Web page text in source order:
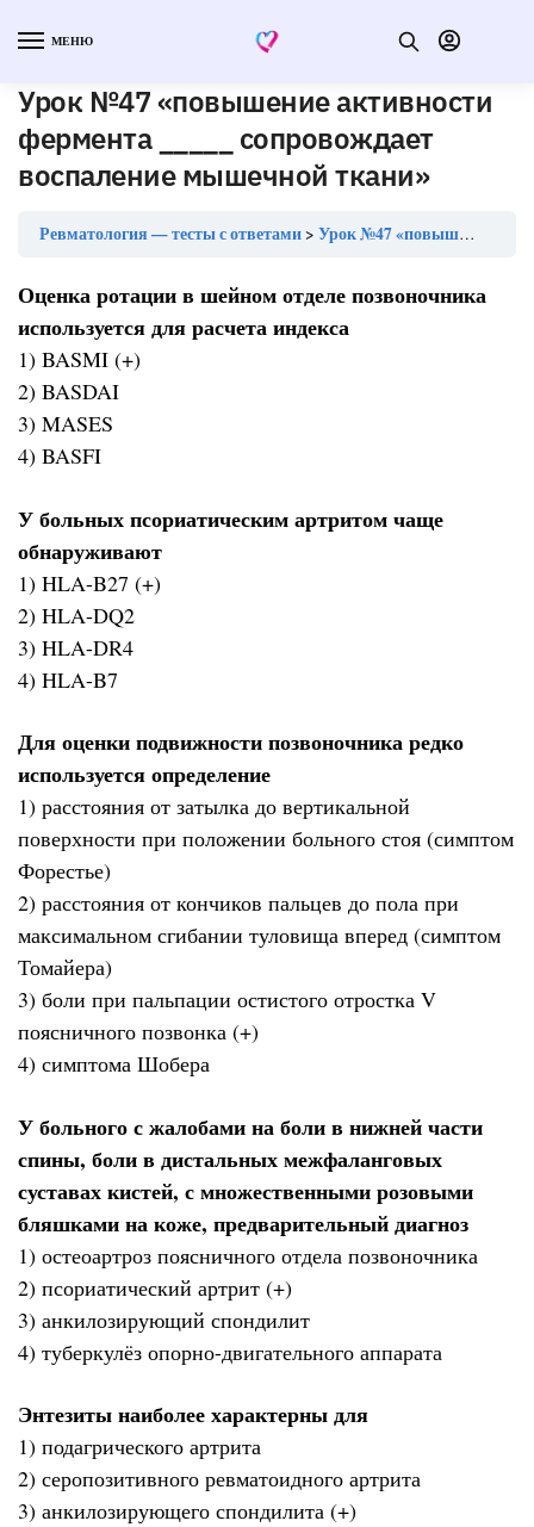
МЕНЮ
Урок №47 «повышение активности
фермента _____ сопровождает
воспаление мышечной ткани»
Ревматология — тесты с ответами Урок №47 «повышение активности фермента _____ сопровождает воспаление мышечной ткани»
Оценка ротации в шейном отделе позвоночника
используется для расчета индекса
1) BASMI (+)
2) BASDAI
3) MASES
4) BASFI
У больных псориатическим артритом чаще
обнаруживают
1) HLA-B27 (+)
2) HLA-DQ2
3) HLA-DR4
4) HLA-B7
Для оценки подвижности позвоночника редко
используется определение
1) расстояния от затылка до вертикальной
поверхности при положении больного стоя (симптом
Форестье)
2) расстояния от кончиков пальцев до пола при
максимальном сгибании туловища вперед (симптом
Томайера)
3) боли при пальпации остистого отростка V
поясничного позвонка (+)
4) симптома Шобера
У больного с жалобами на боли в нижней части
спины, боли в дистальных межфаланговых
суставах кистей, с множественными розовыми
бляшками на коже, предварительный диагноз
1) остеоартроз поясничного отдела позвоночника
2) псориатический артрит (+)
3) анкилозирующий спондилит
4) туберкулёз опорно-двигательного аппарата
Энтезиты наиболее характерны для
1) подагрического артрита
2) серопозитивного ревматоидного артрита
3) анкилозирующего спондилита (+)